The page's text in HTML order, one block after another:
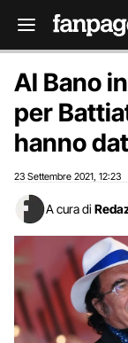
Al Bano
per
hanno
23 Settembre 2021 12:23
A cura di